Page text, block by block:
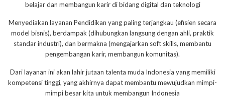
belajar dan membangun karir di bidang digital dan teknologi
Menyediakan layanan Pendidikan yang paling terjangkau (efisien secara
model bisnis), berdampak (dihubungkan langsung dengan ahli, praktik
standar industri), dan bermakna (mengajarkan soft skills, membantu
pengembangan karir, membangun komunitas).
Dari layanan ini akan lahir jutaan talenta muda Indonesia yang memiliki
kompetensi tinggi, yang akhirnya dapat membantu mewujudkan mimpi-
mimpi besar kita untuk membangun Indonesia